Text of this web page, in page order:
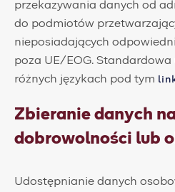
przekazywania danych od
do podmiotów
nieposiadających
poza UE/EOG.
różnych językach pod tym
Zbieranie danych
dobrowolności lub
Udostępnianie danych